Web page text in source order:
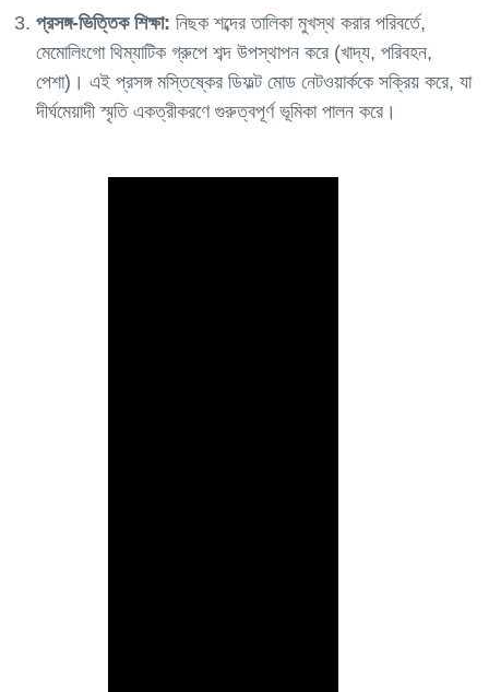
প্রসঙ্গ-ভিত্তিক শিক্ষা: নিছক শব্দের তালিকা মুখস্থ করার পরিবর্তে,
মেমোলিংগো থিম্যাটিক গ্রুপে শব্দ উপস্থাপন করে (খাদ্য, পরিবহন,
পেশা)। এই প্রসঙ্গ মস্তিষ্কের ডিফল্ট মোড নেটওয়ার্ককে সক্রিয় করে, যা
দীর্ঘমেয়াদী স্মৃতি একত্রীকরণে গুরুত্বপূর্ণ ভূমিকা পালন করে।